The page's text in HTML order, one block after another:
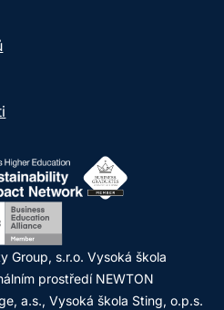
Group, s.r.o. Vysoká škola
prostředí NEWTON
a.s., Vysoká škola Sting, o.p.s.